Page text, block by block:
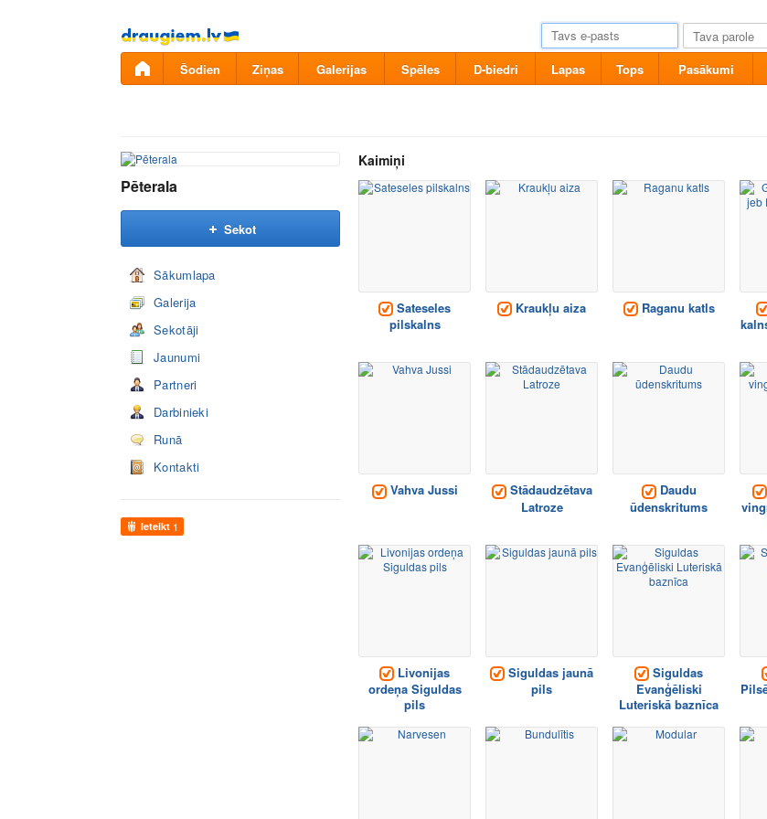
Pāriet
uz
saturu
Šodien Ziņas Galerijas Spēles D-biedri Lapas Tops Pasākumi
Pēterala
Sekot
Sākumlapa
Galerija
Sekotāji
Jaunumi
Partneri
Darbinieki
Runā
Kontakti
Ieteikt 1
Kaimiņi
Sateseles
pilskalns
Kraukļu aiza Raganu katls
Vahva Jussi
Stādaudzētava
Latroze
Daudu
ūdenskritums
Livonijas
ordeņa Siguldas
pils
Siguldas jaunā
pils
Siguldas
Evanģēliski
Luteriskā baznīca